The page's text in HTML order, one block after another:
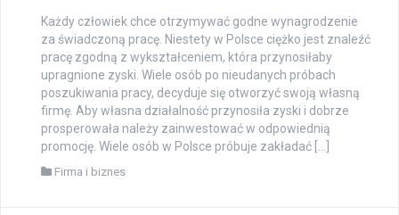
Każdy człowiek chce otrzymywać godne wynagrodzenie
za świadczoną pracę. Niestety w Polsce ciężko jest znaleźć
pracę zgodną z wykształceniem, która przynosiłaby
upragnione zyski. Wiele osób po nieudanych próbach
poszukiwania pracy, decyduje się otworzyć swoją własną
firmę. Aby własna działalność przynosiła zyski i dobrze
prosperowała należy zainwestować w odpowiednią
promocję. Wiele osób w Polsce próbuje zakładać […]
Firma i biznes